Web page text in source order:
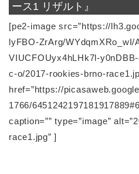
ース1 リザルト』
[pe2-image src=”https://
lyFBO-ZrArg/WYdqmXRo_wI/
VIUCFOUyx4hLHk7l-
c-o/2017-rookies-brno-
href=”https://
1766/
caption=”” type=”image”
race1.jpg” ]